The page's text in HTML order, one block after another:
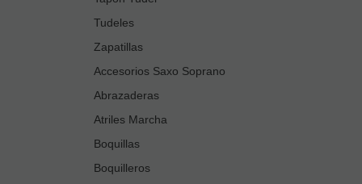
Tudeles
Zapatillas
Accesorios Saxo Soprano
Abrazaderas
Atriles Marcha
Boquillas
Boquilleros